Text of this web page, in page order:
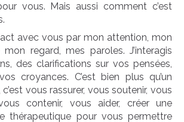
vous. Mais aussi comment c’est
avec vous par mon attention, mon
regard, mes paroles. J’interagis
des clarifications sur vos pensées,
croyances. C’est bien plus qu’un
vous rassurer, vous soutenir, vous
contenir, vous aider, créer une
thérapeutique pour vous permettre